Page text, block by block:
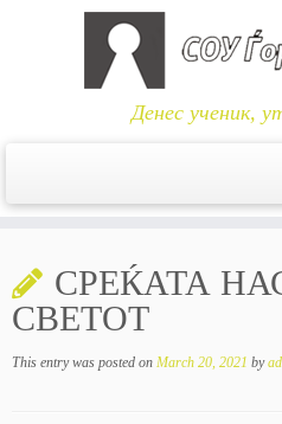
content
Денес ученик,
СРЕЌАТА
СВЕТОТ
This entry was posted on March 20, 2021 by